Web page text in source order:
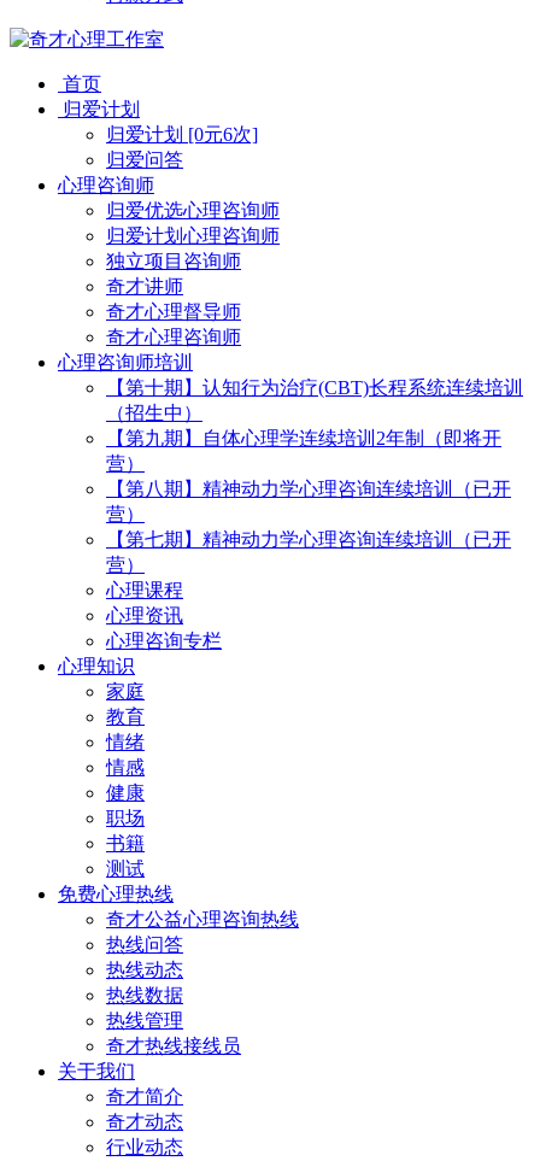
首页
归爱计划
归爱计划 [0元6次]
归爱问答
心理咨询师
归爱优选心理咨询师
归爱计划心理咨询师
独立项目咨询师
奇才讲师
奇才心理督导师
奇才心理咨询师
心理咨询师培训
【第十期】认知行为治疗(CBT)长程系统连续培训
（招生中）
【第九期】自体心理学连续培训2年制（即将开
营）
【第八期】精神动力学心理咨询连续培训（已开
营）
【第七期】精神动力学心理咨询连续培训（已开
营）
心理课程
心理资讯
心理咨询专栏
心理知识
家庭
教育
情绪
情感
健康
职场
书籍
测试
免费心理热线
奇才公益心理咨询热线
热线问答
热线动态
热线数据
热线管理
奇才热线接线员
关于我们
奇才简介
奇才动态
行业动态